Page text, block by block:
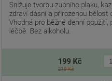
Snižuje tvorbu zubního plaku,
zdraví dásní a přirozenou bělost
Vhodná pro běžné denní
léčbě. Bez alkoholu.
199 Kč
219 Kč